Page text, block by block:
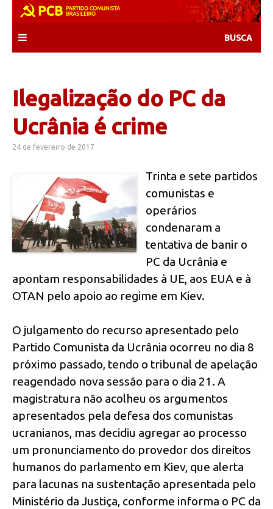
content
Ilegalização do PC da
Ucrânia é crime
24 de fevereiro de 2017
Trinta e sete partidos
comunistas e
operários
condenaram a
tentativa de banir o
PC da Ucrânia e
apontam responsabilidades à UE, aos EUA e à
OTAN pelo apoio ao regime em Kiev.
O julgamento do recurso apresentado pelo
Partido Comunista da Ucrânia ocorreu no dia 8
próximo passado, tendo o tribunal de apelação
reagendado nova sessão para o dia 21. A
magistratura não acolheu os argumentos
apresentados pela defesa dos comunistas
ucranianos, mas decidiu agregar ao processo
um pronunciamento do provedor dos direitos
humanos do parlamento em Kiev, que alerta
para lacunas na sustentação apresentada pelo
Ministério da Justiça, conforme informa o PC da